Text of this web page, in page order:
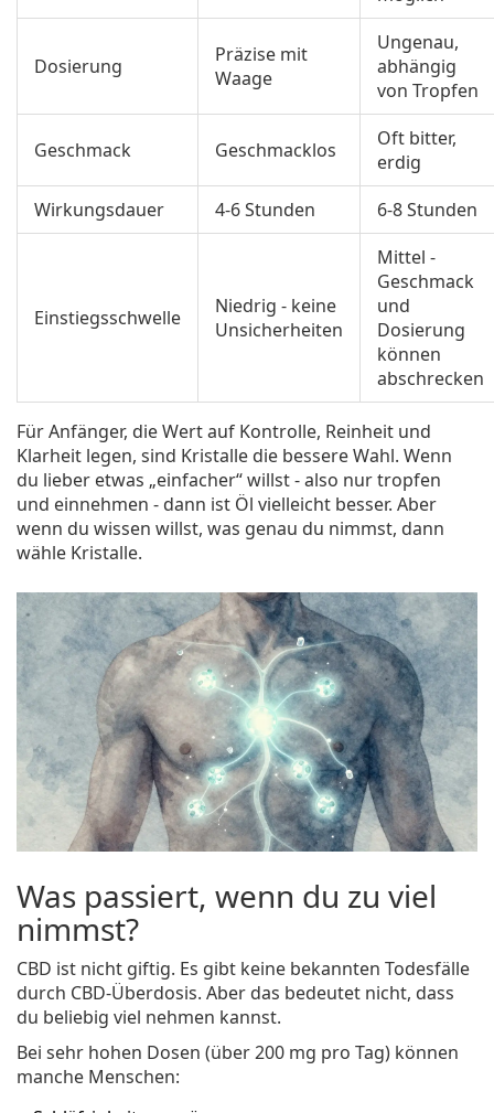
Dosierung
Präzise mit
Waage
Ungenau,
abhängig
von Tropfen
Geschmack Geschmacklos
Oft bitter,
erdig
Wirkungsdauer
4-6 Stunden 6-8 Stunden
Einstiegsschwelle
Niedrig - keine
Unsicherheiten
Mittel -
Geschmack
und
Dosierung
können
abschrecken
Für Anfänger, die Wert auf Kontrolle, Reinheit und
Klarheit legen, sind Kristalle die bessere Wahl. Wenn
du lieber etwas „einfacher“ willst - also nur tropfen
und einnehmen - dann ist Öl vielleicht besser. Aber
wenn du wissen willst, was genau du nimmst, dann
wähle Kristalle.
Was passiert, wenn du zu viel
nimmst?
CBD ist nicht giftig. Es gibt keine bekannten Todesfälle
durch CBD-Überdosis. Aber das bedeutet nicht, dass
du beliebig viel nehmen kannst.
Bei sehr hohen Dosen (über 200 mg pro Tag) können
manche Menschen: